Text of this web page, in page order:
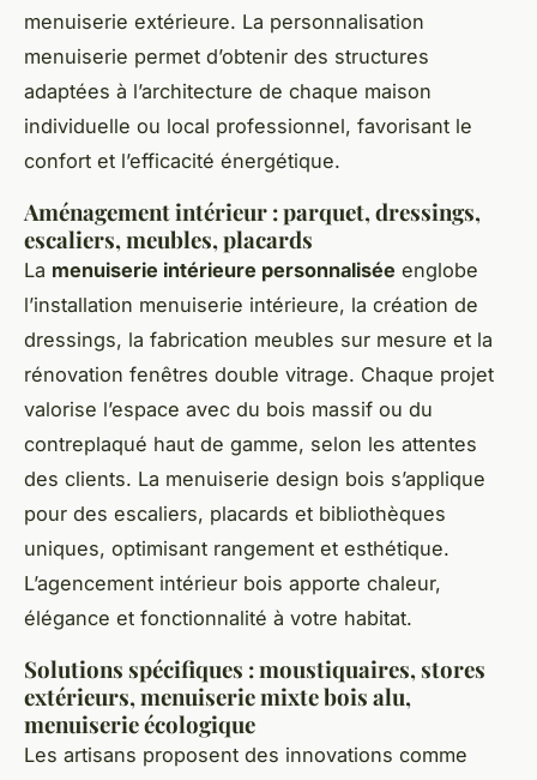
menuiserie extérieure. La personnalisation
menuiserie permet d’obtenir des structures
adaptées à l’architecture de chaque maison
individuelle ou local professionnel, favorisant le
confort et l’efficacité énergétique.
Aménagement intérieur : parquet, dressings,
escaliers, meubles, placards
La menuiserie intérieure personnalisée englobe
l’installation menuiserie intérieure, la création de
dressings, la fabrication meubles sur mesure et la
rénovation fenêtres double vitrage. Chaque projet
valorise l’espace avec du bois massif ou du
contreplaqué haut de gamme, selon les attentes
des clients. La menuiserie design bois s’applique
pour des escaliers, placards et bibliothèques
uniques, optimisant rangement et esthétique.
L’agencement intérieur bois apporte chaleur,
élégance et fonctionnalité à votre habitat.
Solutions spécifiques : moustiquaires, stores
extérieurs, menuiserie mixte bois alu,
menuiserie écologique
Les artisans proposent des innovations comme